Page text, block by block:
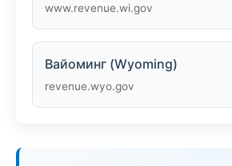
www.revenue.wi.gov
Вайоминг (Wyoming)
revenue.wyo.gov